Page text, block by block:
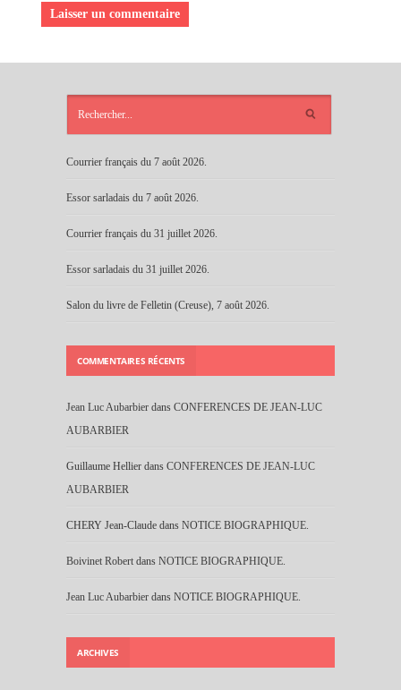
Courrier français du 7 août 2026.
Essor sarladais du 7 août 2026.
Courrier français du 31 juillet 2026.
Essor sarladais du 31 juillet 2026.
Salon du livre de Felletin (Creuse), 7 août 2026.
COMMENTAIRES RÉCENTS
Jean Luc Aubarbier dans CONFERENCES DE JEAN-LUC
AUBARBIER
Guillaume Hellier dans CONFERENCES DE JEAN-LUC
AUBARBIER
CHERY Jean-Claude dans NOTICE BIOGRAPHIQUE.
Boivinet Robert dans NOTICE BIOGRAPHIQUE.
Jean Luc Aubarbier dans NOTICE BIOGRAPHIQUE.
ARCHIVES